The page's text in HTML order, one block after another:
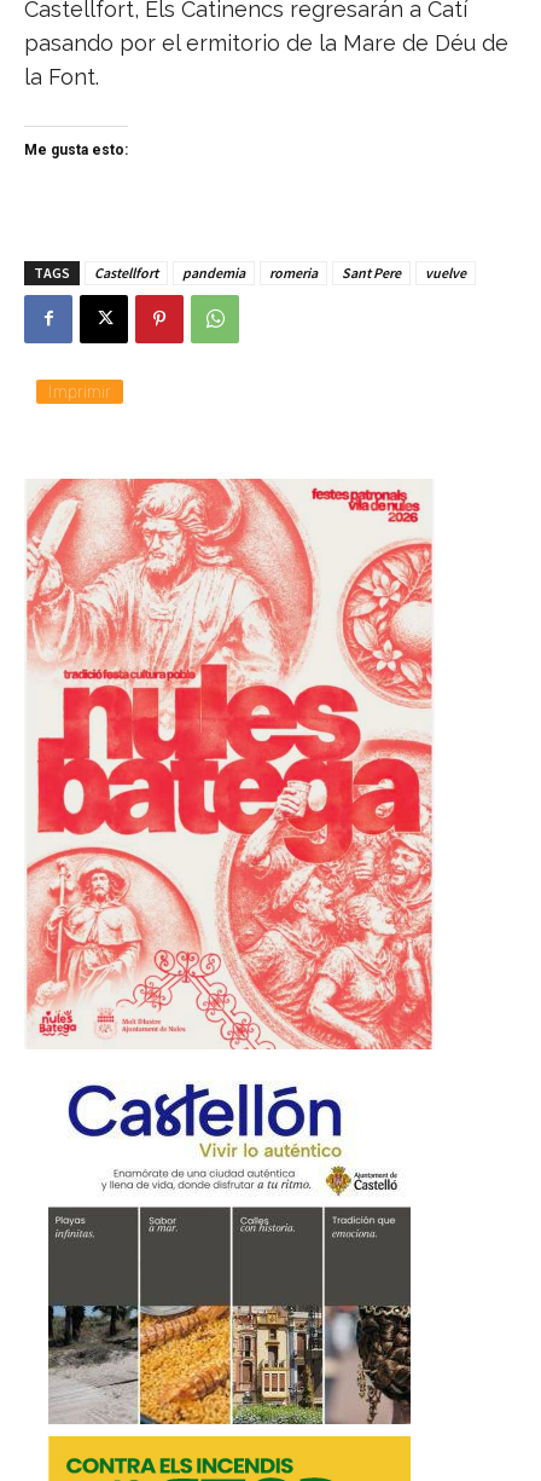
Castellfort, Els Catinencs regresarán a Catí
pasando por el ermitorio de la Mare de Déu de
la Font.
Me gusta esto:
TAGS Castellfort pandemia romeria Sant Pere vuelve
Imprimir